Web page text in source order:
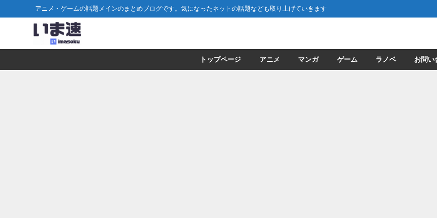
アニメ・ゲームの話題メインのまとめブログです。気になったネットの話題なども取り上げていきます
トップページ アニメ マンガ ゲーム ラノベ お問い